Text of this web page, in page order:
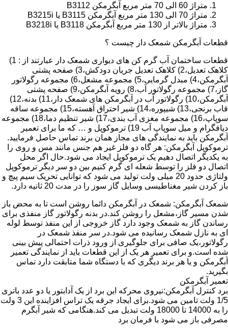
متراژ 60 الی 70 متر مربع آبگرمکن B3112
متراژ 70 الی 130 متر مربع آبگرمکن B3115 یا B3215i
متراژ بالاتر از 130 متر مربع آبگرمکن B3118 یا B3218i
قطعات آبگرمکن شمعک دار چیست ؟
قطعات ساختمان آب گرم کن های دیواری شمعک دار عبارتند از : 1)
کلاهک تعدیل،2) کلاهک تعدیل جریان دودکش،3) صفحه پشتی
آبگرمکن،4) مبدل گرمایی،5) مجموعه مشعل،6) مجموعه رگولاتور
گاز،7) مجموعه رگولاتور آب،8) رویه آبگرمکن،9) صفحه پشتی
آبگرمکن،10) رگولاتور آب در آبگرمکن های شمعک دار،11) بدنه،12)
قاب برنجی،13) شیپوره،14) شیر احتراق آهسته،15) مجموعه ساقه
سوپاپ،16) مجموعه مغزی آب بندی،17) شیر تنظیم دما،18) مجموعه
دیافگرام و میل سوپاپ آب 19) ترموکوپل و … که ما برای تعمیر
آبگرمکن باید به نمایندگی های مجاز همان برند تماس حاصل فرمایید.
ترموکوپل آبگرمکن: هر گاه دو فلز غیر هم جنس مانند مس و روی را
به یکدیگر اتصال دهیم یک ترموکوپل ایجاد می شود.حال اگر محل
اتصال دو فلز را توسط شعله ای گرم کنیم بین دو سر دیگر ترموکوپل
ولتاژی حدود 20 میلی ولت تولید می شود که توانایی تحریک سیم پیچ و
باز کردن شیر مغناطیسی وسایل گاز سوز را در مدت 20 ثانیه دارد.
شمعک آبگرمکن: شمعک در آبگرمکن دائما روشن است تا به محض باز
شدن مسیر گاز،مشعل را روشن کند.در بدنه رگولاتور گاز منفذی برای
رساندن گاز به شمعک وجود دارد گاز خروجی از این منفذ توسط لوله
ای به نازل شمعک رسانیده می شود.در سر منفذ شمعک در
رگولاتور،یک صافی برای جلوگیری از ورود ذرات احتمالی پیش بینی
شده است.و برای تعمیر هر یک از این قطعات باید از نمایندگی تعمیر
آبگرمکن و یا هر برند دیگری که با دستگاه شما متابقت دارد تماس
بگیرید.
تعمیر آبگرمکن
برد کنترل آبگرمکن:نیروی محرکه این برد از یک آدابتور یا دو عدد باتری
1/5 ولت تامین می شود.برای ایجاد جرقه یک تراس افزاینده این 3 ولت
را به 14000 تا 18000 ولت تبدیل می کند.هنگامی که شیر آبگرم
مصرفی باز می شود با فرمان برد